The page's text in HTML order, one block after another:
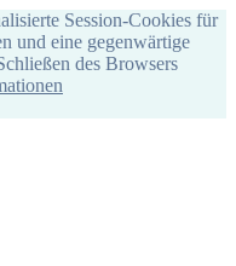
Session-Cookies für
und eine gegenwärtige
des Browsers